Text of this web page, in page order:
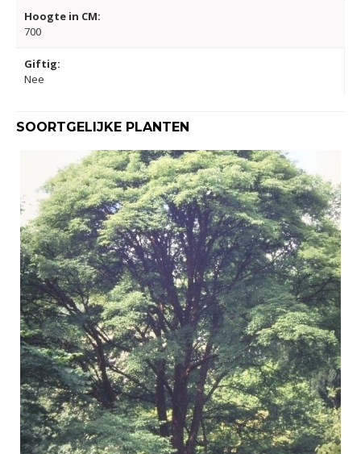
Hoogte in CM:
700
Giftig:
Nee
SOORTGELIJKE PLANTEN